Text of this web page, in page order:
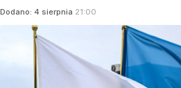
Dodano: 4 sierpnia 21:00